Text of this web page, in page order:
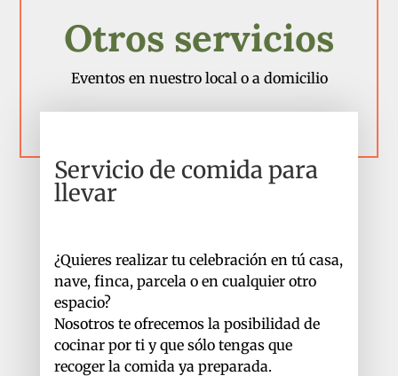
Otros servicios
Eventos en nuestro local o a domicilio
Servicio de comida para
llevar
¿Quieres realizar tu celebración en tú casa,
nave, finca, parcela o en cualquier otro
espacio?
Nosotros te ofrecemos la posibilidad de
cocinar por ti y que sólo tengas que
recoger la comida ya preparada.